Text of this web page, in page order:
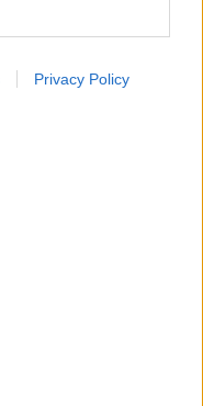
Privacy Policy
[μελέτη]